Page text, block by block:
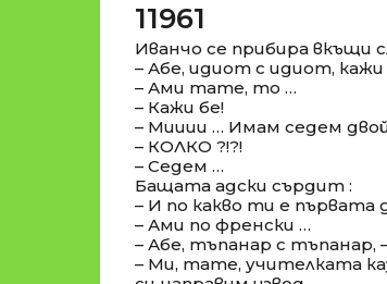
11961
Иванчо се прибира вкъщи
– Абе, идиот с идиот,
– Ами тате, то …
– Кажи бе!
– Мииии … Имам седем
– КОЛКО ?!?!
– Седем …
Бащата адски сърдит :
– И по какво ти е първата
– Ами по френски …
– Абе, тъпанар с тъпанар,
– Ми, тате, учителката